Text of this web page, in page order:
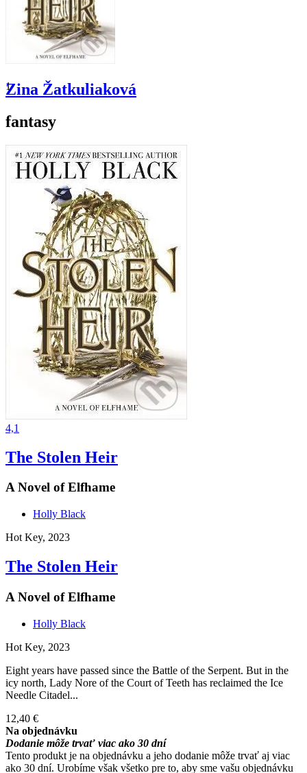
1
Zina Žatkuliaková
fantasy
4,1
The Stolen Heir
A Novel of Elfhame
Holly Black
Hot Key, 2023
The Stolen Heir
A Novel of Elfhame
Holly Black
Hot Key, 2023
Eight years have passed since the Battle of the Serpent. But in the
icy north, Lady Nore of the Court of Teeth has reclaimed the Ice
Needle Citadel...
12,40 €
Na objednávku
Dodanie môže trvať viac ako 30 dní
Tento produkt je na objednávku a jeho dodanie môže trvať aj viac
ako 30 dní. Urobíme však všetko pre to, aby sme vašu objednávku